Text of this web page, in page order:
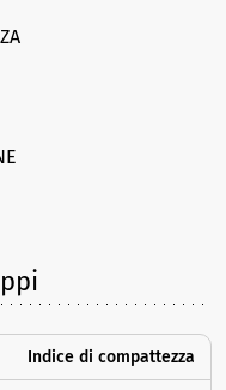
Indice di compattezza